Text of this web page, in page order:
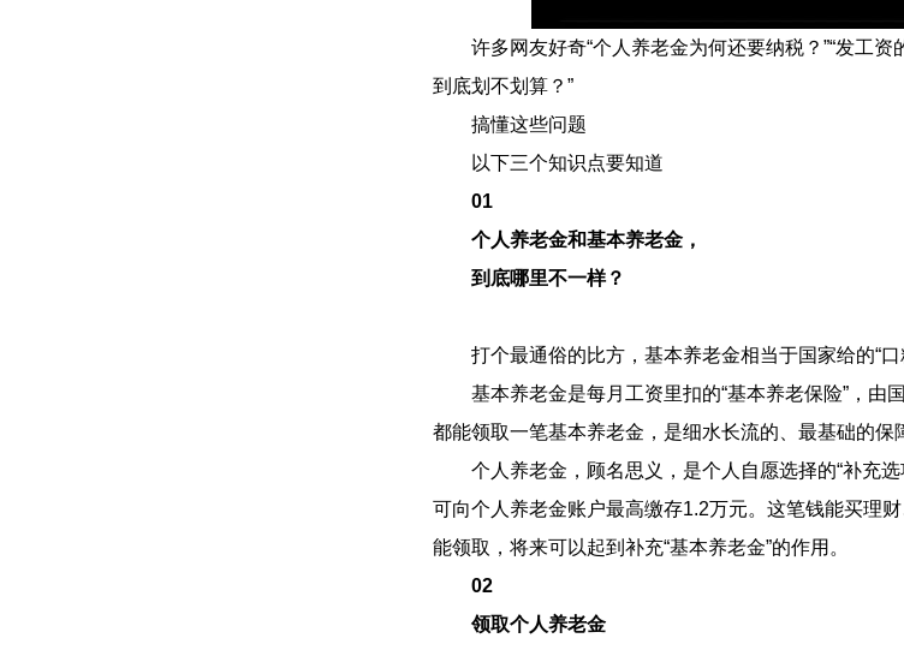
许多网友好奇“个人养老金为何还要纳税？”“发工资
到底划不划算？”
搞懂这些问题
以下三个知识点要知道
01
个人养老金和基本养老金，
到底哪里不一样？
打个最通俗的比方，基本养老金相当于国家给的“口
基本养老金是每月工资里扣的“基本养老保险”，由
都能领取一笔基本养老金，是细水长流的、最基础的保
个人养老金，顾名思义，是个人自愿选择的“补充选
可向个人养老金账户最高缴存1.2万元。这笔钱能买理
能领取，将来可以起到补充“基本养老金”的作用。
02
领取个人养老金